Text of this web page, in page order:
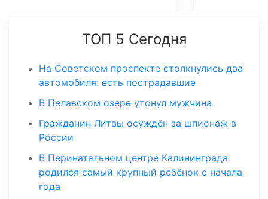
ТОП 5 Сегодня
На Советском проспекте столкнулись два
автомобиля: есть пострадавшие
В Пелавском озере утонул мужчина
Гражданин Литвы осуждён за шпионаж в
России
В Перинатальном центре Калининграда
родился самый крупный ребёнок с начала
года